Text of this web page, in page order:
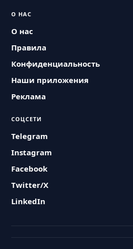
О НАС
О нас
Правила
Конфиденциальность
Наши приложения
Реклама
СОЦСЕТИ
Telegram
Instagram
Facebook
Twitter/X
LinkedIn